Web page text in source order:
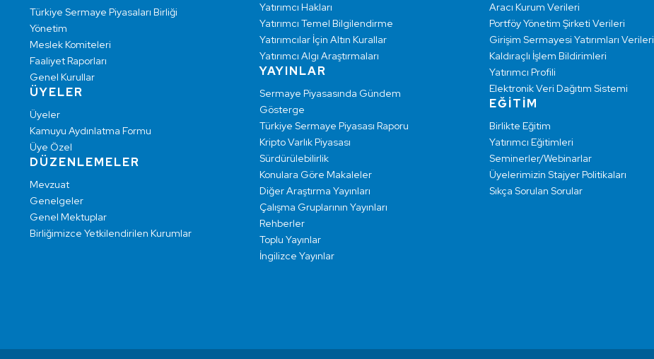
Türkiye Sermaye Piyasaları Birliği
Yönetim
Meslek Komiteleri
Faaliyet Raporları
Genel Kurullar
ÜYELER
Üyeler
Kamuyu Aydınlatma Formu
Üye Özel
DÜZENLEMELER
Mevzuat
Genelgeler
Genel Mektuplar
Birliğimizce Yetkilendirilen Kurumlar
Yatırımcı Hakları
Yatırımcı Temel Bilgilendirme
Yatırımcılar İçin Altın Kurallar
Yatırımcı Algı Araştırmaları
YAYINLAR
Sermaye Piyasasında Gündem
Gösterge
Türkiye Sermaye Piyasası Raporu
Kripto Varlık Piyasası
Sürdürülebilirlik
Konulara Göre Makaleler
Diğer Araştırma Yayınları
Çalışma Gruplarının Yayınları
Rehberler
Toplu Yayınlar
İngilizce Yayınlar
Aracı Kurum Verileri
Portföy Yönetim Şirketi Verileri
Girişim Sermayesi Yatırımları Verileri
Kaldıraçlı İşlem Bildirimleri
Yatırımcı Profili
Elektronik Veri Dağıtım Sistemi
EĞİTİM
Birlikte Eğitim
Yatırımcı Eğitimleri
Seminerler/Webinarlar
Üyelerimizin Stajyer Politikaları
Sıkça Sorulan Sorular